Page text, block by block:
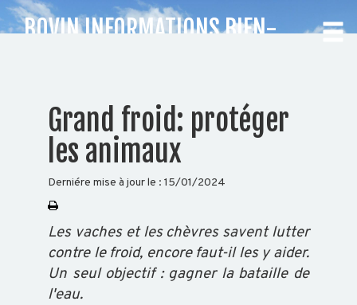
CHOISISSEZ
DÉPARTEMENT
Auvergne
BOVIN INFORMATIONS BIEN-
Grand froid: protéger
les animaux
Derniére mise à jour le : 15/01/2024
Les vaches et les chèvres savent lutter
contre le froid, encore faut-il les y aider.
Un seul objectif : gagner la bataille de
l'eau.